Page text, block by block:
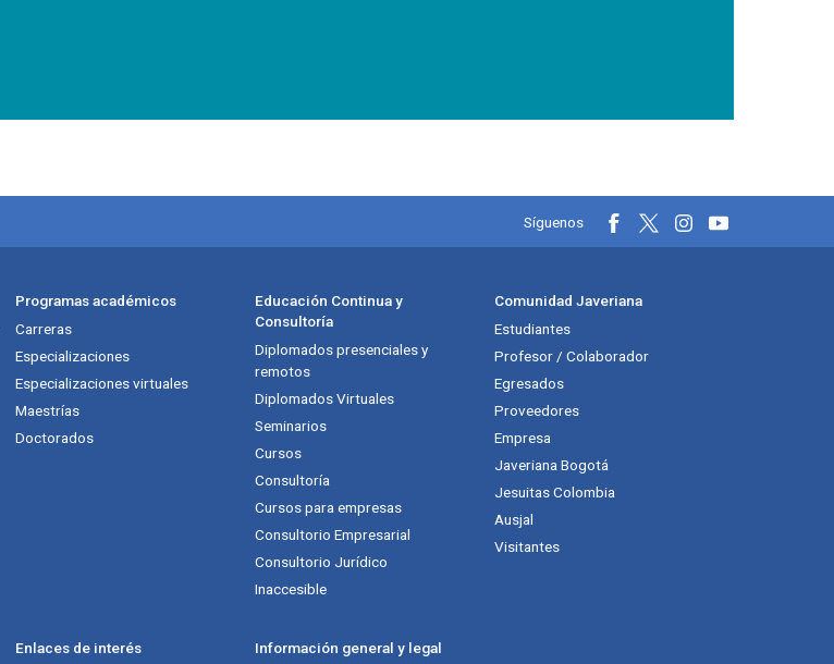
Información y redes
Síguenos
Programas académicos
Carreras
Especializaciones
Especializaciones virtuales
Maestrías
Doctorados
Educación Continua y
Consultoría
Diplomados presenciales y
remotos
Diplomados Virtuales
Seminarios
Cursos
Consultoría
Cursos para empresas
Consultorio Empresarial
Consultorio Jurídico
Inaccesible
Comunidad Javeriana
Estudiantes
Profesor / Colaborador
Egresados
Proveedores
Empresa
Javeriana Bogotá
Jesuitas Colombia
Ausjal
Visitantes
Enlaces de interés
Información general y legal